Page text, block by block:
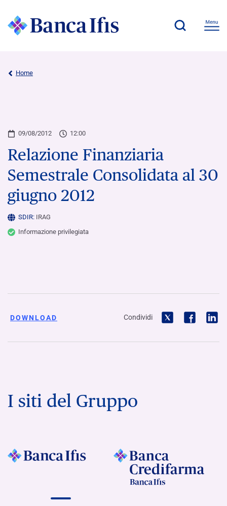
Home
09/08/2012 12:00
Relazione Finanziaria
Semestrale Consolidata al 30
giugno 2012
SDIR: IRAG
Informazione privilegiata
DOWNLOAD Condividi
I siti del Gruppo